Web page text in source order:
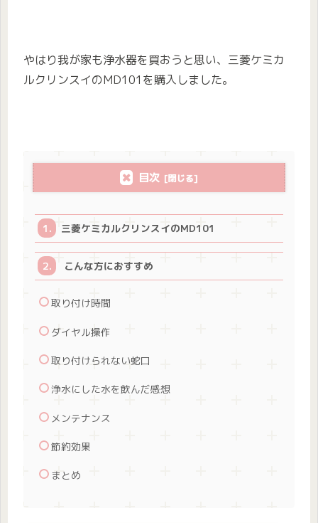
やはり我が家も浄水器を買おうと思い、三菱ケミカ
ルクリンスイのMD101を購入しました。
目次
三菱ケミカルクリンスイのMD101
こんな方におすすめ
取り付け時間
ダイヤル操作
取り付けられない蛇口
浄水にした水を飲んだ感想
メンテナンス
節約効果
まとめ